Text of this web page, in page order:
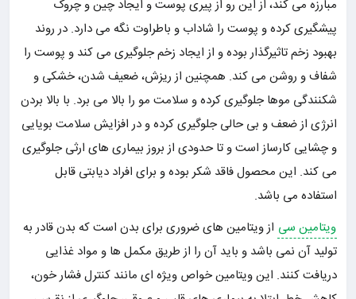
مبارزه می کند، از این رو از پیری پوست و ایجاد چین و چروک
پیشگیری کرده و پوست را شاداب و باطراوت نگه می دارد. در روند
بهبود زخم تاثیرگذار بوده و از ایجاد زخم جلوگیری می کند و پوست را
شفاف و روشن می کند. همچنین از ریزش، ضعیف شدن، خشکی و
شکنندگی موها جلوگیری کرده و سلامت مو را بالا می برد. با بالا بردن
انرژی از ضعف و بی حالی جلوگیری کرده و در افزایش سلامت بویایی
و چشایی کارساز است و تا حدودی از بروز بیماری های ارثی جلوگیری
می کند. این محصول فاقد شکر بوده و برای افراد دیابتی قابل
استفاده می باشد.
ویتامین سی از ویتامین های ضروری برای بدن است که بدن قادر به
تولید آن نمی باشد و باید آن را از طریق مکمل ها و مواد غذایی
دریافت کنند. این ویتامین خواص ویژه ای مانند کنترل فشار خون،